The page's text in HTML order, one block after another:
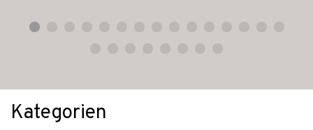
Kategorien